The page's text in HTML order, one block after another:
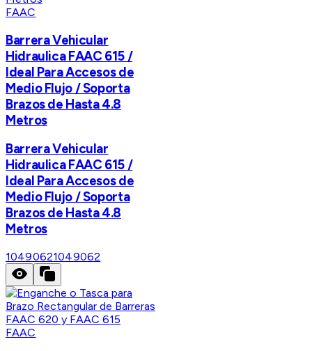
FAAC
Barrera Vehicular
Hidraulica FAAC 615 /
Ideal Para Accesos de
Medio Flujo / Soporta
Brazos de Hasta 4.8
Metros
Barrera Vehicular
Hidraulica FAAC 615 /
Ideal Para Accesos de
Medio Flujo / Soporta
Brazos de Hasta 4.8
Metros
10490621049062
FAAC